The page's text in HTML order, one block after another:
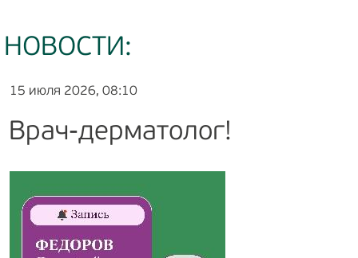
НОВОСТИ:
15 июля 2026, 08:10
Врач-дерматолог!